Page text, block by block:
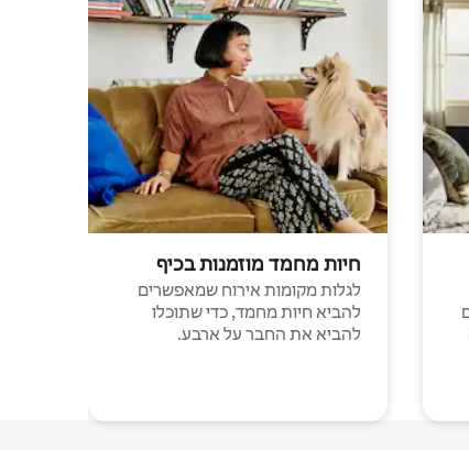
חיות מחמד מוזמנות בכיף
לגלות מקומות אירוח שמאפשרים
להביא חיות מחמד, כדי שתוכלו
להביא את החבר על ארבע.